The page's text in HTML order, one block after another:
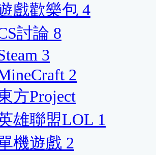
戲歡樂包 4
討論 8
3
2
方Project
雄聯盟LOL 1
機遊戲 2